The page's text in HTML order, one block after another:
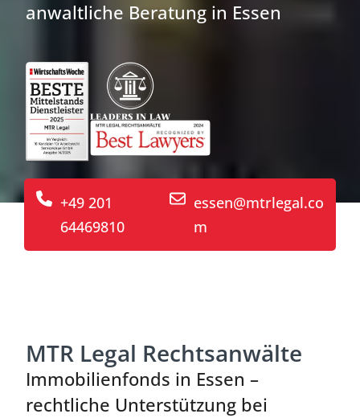
anwaltliche Beratung in Essen
+49 201
64469810
essen@mtrlegal.co
m
MTR Legal Rechtsanwälte
Immobilienfonds in Essen –
rechtliche Unterstützung bei